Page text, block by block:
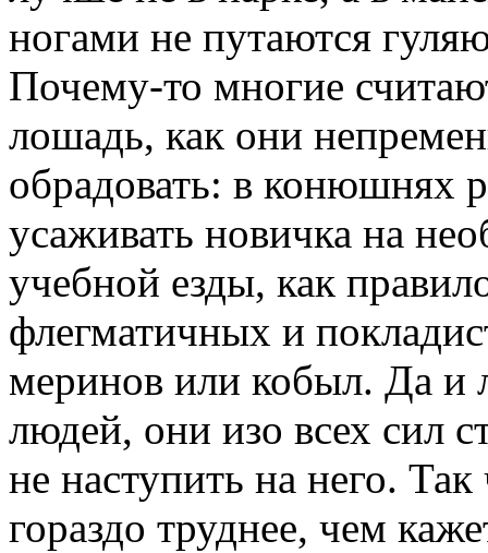
ногами не путаются
Почему-то многие
лошадь, как они
обрадовать: в конюшнях
усаживать новичка на
учебной езды, как
флегматичных и
меринов или кобыл. Да и
людей, они изо всех сил
не наступить на него.
гораздо труднее, чем